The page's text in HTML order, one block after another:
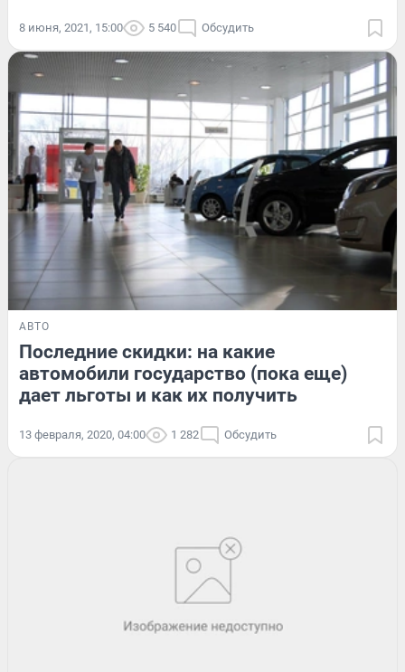
8 июня, 2021, 15:00 5 540 Обсудить
АВТО
Последние скидки: на какие
автомобили государство (пока еще)
дает льготы и как их получить
13 февраля, 2020, 04:00 1 282 Обсудить